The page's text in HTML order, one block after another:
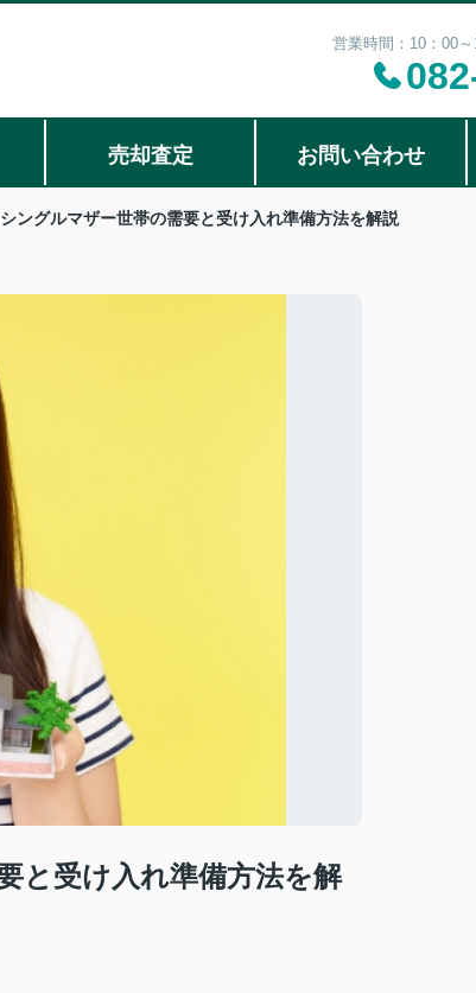
営業時間：10：00
売却査定 お問い合わせ
ングルマザー世帯の需要と受け入れ準備方法を解説
と受け入れ準備方法を解